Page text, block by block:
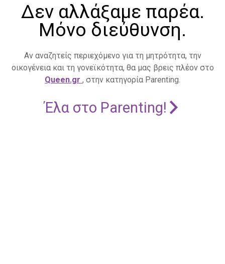
Δεν αλλάξαμε παρέα.
Μόνο διεύθυνση.
Αν αναζητείς περιεχόμενο για τη μητρότητα, την
οικογένεια και τη γονεϊκότητα, θα μας βρεις πλέον στο
Queen.gr , στην κατηγορία Parenting.
Έλα στο Parenting!